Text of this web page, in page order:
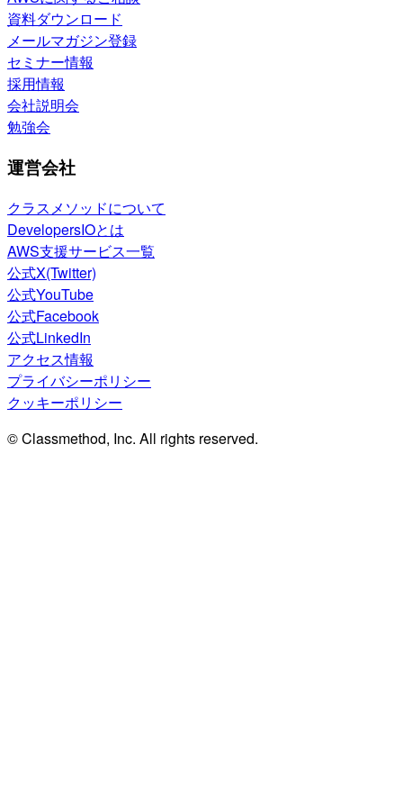
資料ダウンロード
メールマガジン登録
セミナー情報
採用情報
会社説明会
勉強会
運営会社
クラスメソッドについて
DevelopersIOとは
AWS支援サービス一覧
公式X(Twitter)
公式YouTube
公式Facebook
公式LinkedIn
アクセス情報
プライバシーポリシー
クッキーポリシー
© Classmethod, Inc. All rights reserved.